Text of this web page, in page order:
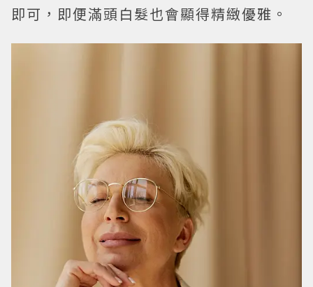
即可，即便滿頭白髮也會顯得精緻優雅。